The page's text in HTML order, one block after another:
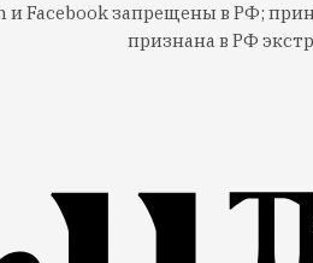
и Facebook запрещены в РФ;
признана в РФ